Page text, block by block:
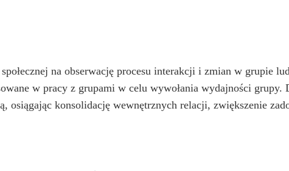
na obserwację procesu interakcji i zmian w grupie
w pracy z grupami w celu wywołania wydajności
osiągając konsolidację wewnętrznych relacji, zwiększenie